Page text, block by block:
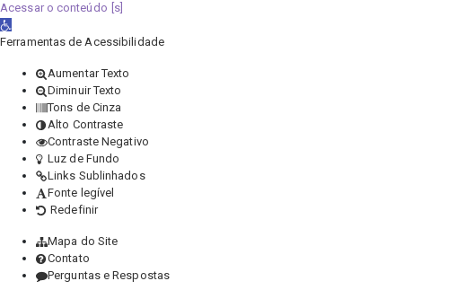
Acessar o conteúdo
Abrir a barra de ferramentas
Ferramentas de Acessibilidade
Aumentar Texto
Diminuir Texto
Tons de Cinza
Alto Contraste
Contraste Negativo
Luz de Fundo
Links Sublinhados
Fonte legível
Redefinir
Mapa do Site
Contato
Perguntas e Respostas